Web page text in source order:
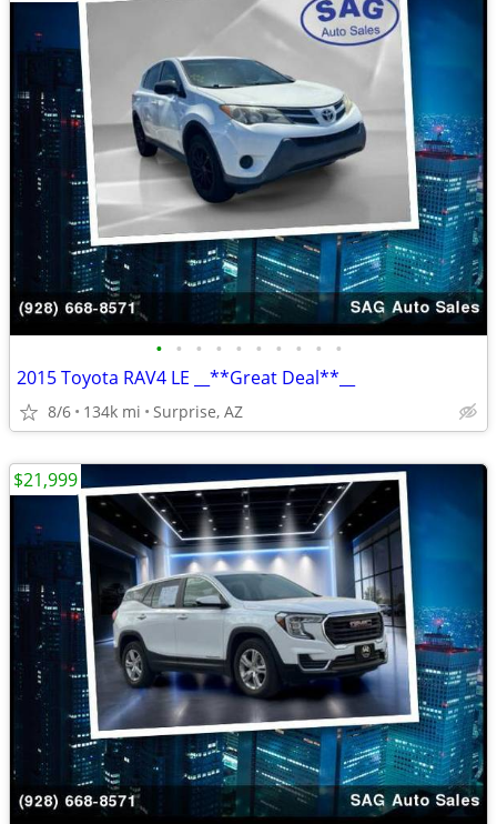
• • • • • • • • • •
2015 Toyota RAV4 LE __**Great Deal**__
8/6 134k mi Surprise, AZ
$21,999